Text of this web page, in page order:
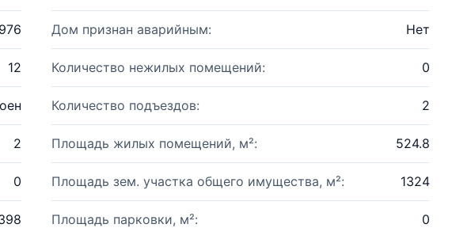
Дом признан аварийным: Нет
12 Количество нежилых помещений: 0
Количество подъездов: 2
2 Площадь жилых помещений, м²: 524.8
0 Площадь зем. участка общего имущества, м²: 1324
Площадь парковки, м²: 0